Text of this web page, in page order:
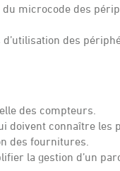
microcode des
des
des compteurs.
doivent connaître
des fournitures.
la gestion d’un